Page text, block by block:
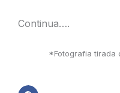
Continua….
*Fotografia tirada